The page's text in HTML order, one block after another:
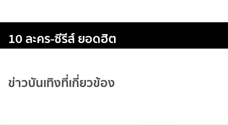
10 ละคร-ซีรีส์ ยอดฮิต
ข่าวบันเทิงที่เกี่ยวข้อง